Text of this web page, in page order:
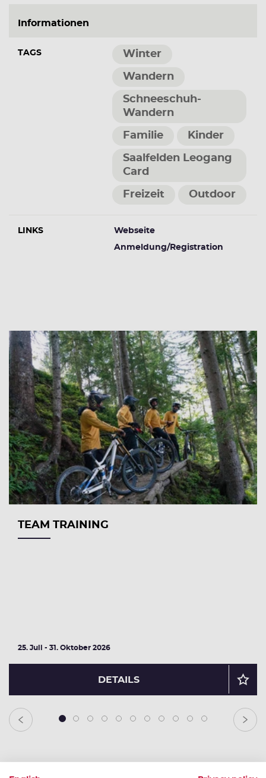
Informationen
TAGS Winter
Wandern
Schneeschuh-
Wandern
Familie Kinder
Saalfelden Leogang
Card
Freizeit Outdoor
LINKS
Webseite
Anmeldung/Registration
TEAM TRAINING
25. Juli - 31. Oktober 2026
DETAILS
2 3 4 5 6 7 8 9 10 11